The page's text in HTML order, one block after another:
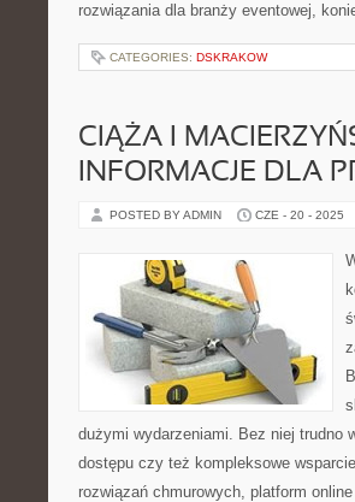
rozwiązania dla branży eventowej,
CATEGORIES: DSKRAKOW
CIĄŻA I
INFORMACJE DLA
POSTED BY ADMIN CZE - 20 - 2025
dużymi wydarzeniami. Bez niej trudno
dostępu czy też kompleksowe
rozwiązań chmurowych, platform